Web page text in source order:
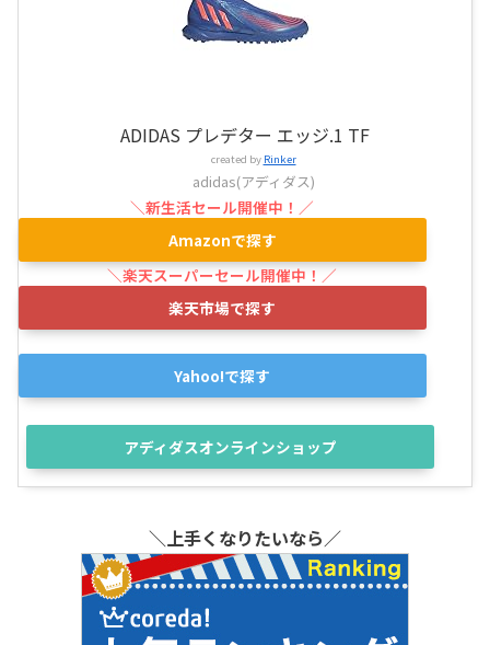
ADIDAS プレデター エッジ.1 TF
created by Rinker
adidas(アディダス)
Amazonで探す
楽天市場で探す
Yahoo!で探す
アディダスオンラインショップ
＼上手くなりたいなら／